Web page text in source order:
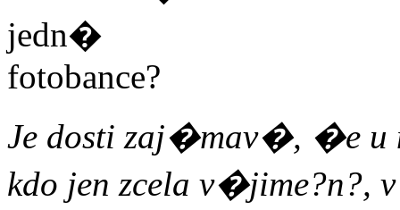
Je dosti zaj�mav�, �e u
kdo jen zcela v�jime?n?,